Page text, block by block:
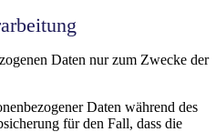
Daten nur zum Zwecke der
Daten während des
für den Fall, dass die